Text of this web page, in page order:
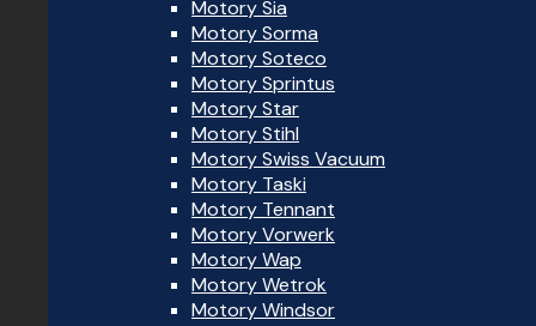
Motory Sia
Motory Sorma
Motory Soteco
Motory Sprintus
Motory Star
Motory Stihl
Motory Swiss Vacuum
Motory Taski
Motory Tennant
Motory Vorwerk
Motory Wap
Motory Wetrok
Motory Windsor